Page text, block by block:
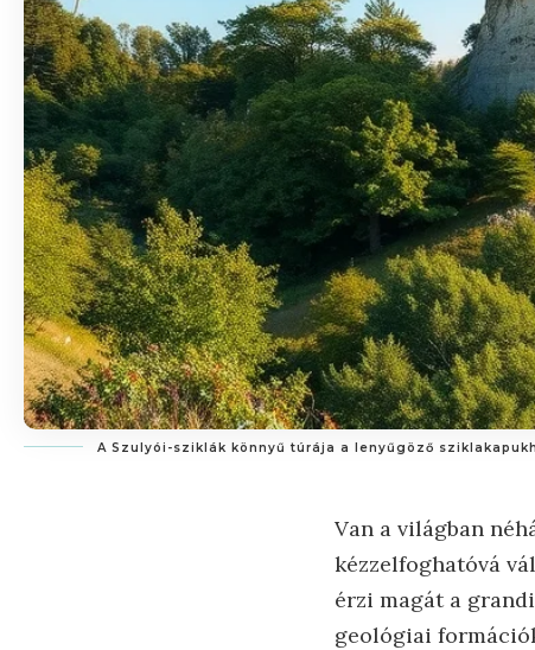
A Szulyói-sziklák könnyű túrája a lenyűgöző
Van a világban
kézzelfoghatóvá
érzi magát a
geológiai